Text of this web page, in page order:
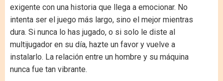
exigente con una historia que llega a emocionar. No
intenta ser el juego más largo, sino el mejor mientras
dura. Si nunca lo has jugado, o si solo le diste al
multijugador en su día, hazte un favor y vuelve a
instalarlo. La relación entre un hombre y su máquina
nunca fue tan vibrante.